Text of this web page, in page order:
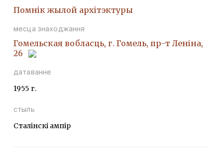
Помнiк жылой архiтэктуры
месца знаходжання
Гомельская вобласць, г. Гомель, пр-т Леніна,
26
датаванне
1955 г.
стыль
Сталінскі ампір